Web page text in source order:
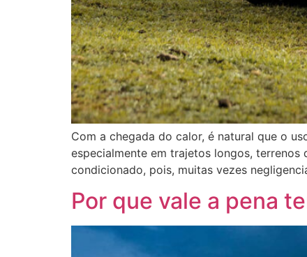
Com a chegada do calor, é natural que o
especialmente em trajetos longos,
condicionado, pois, muitas vezes
Por que vale a pena